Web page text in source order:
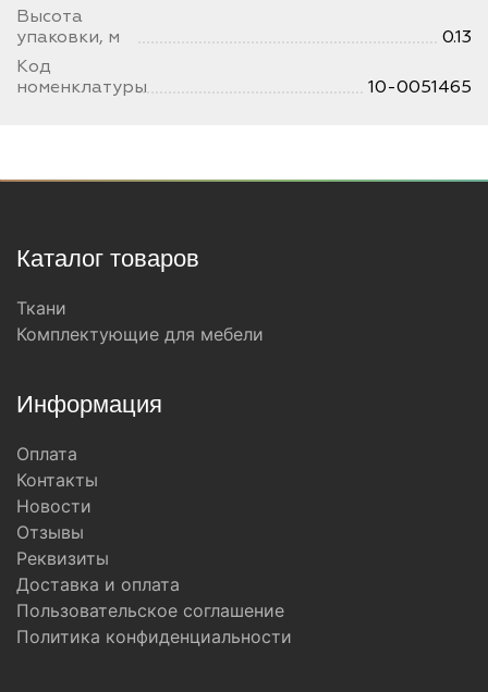
Высота
упаковки, м
0.13
Код
номенклатуры
10-0051465
Каталог товаров
Ткани
Комплектующие для мебели
Информация
Оплата
Контакты
Новости
Отзывы
Реквизиты
Доставка и оплата
Пользовательское соглашение
Политика конфиденциальности